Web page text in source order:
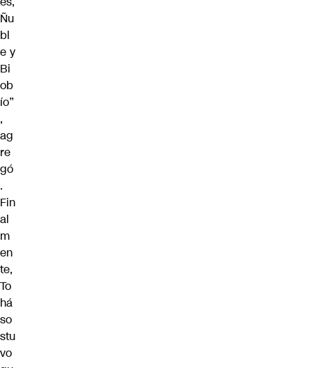
Ñu
bl
e y
Bi
ob
ío”
,
ag
re
gó
.
Fin
al
m
en
te,
To
há
so
stu
vo